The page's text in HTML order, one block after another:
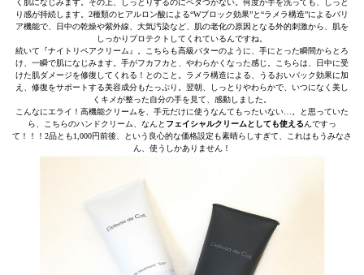
り感が持続します。2種類のヒアルロン酸による“Wブロック効果”と“ラメラ構造”によるバリ
ア機能で、日中の乾燥や紫外線、大気汚染など、肌の老化の原因となる外的刺激から、肌を
しっかりプロテクトしてくれているんですね。
続いて『ナイトリペアクリーム』。こちらも高級バターのように、手にとった瞬間からとろ
け、一瞬で肌になじみます。手がフカフカと、やわらかくなった感じ。こちらは、日中に受
けた肌ダメージを修復してくれる！とのこと。ラメラ構造による、うるおいパック効果に加
え、修復をサポートする美容成分もたっぷり。翌朝、しっとりやわらかで、いつになく美し
くキメが整った自分の手を見て、感動しました。
こんなにエライ！高機能クリームを、手元だけに使うなんてもったいない…。と思っていた
ら、こちらのハンドクリーム、なんと フェイシャルクリームとしても使えるんですっ
て！！！2品とも1,000円前後、という良心的な価格設定も素晴らしすぎて、これはもうみなさ
ん、使うしかありません！